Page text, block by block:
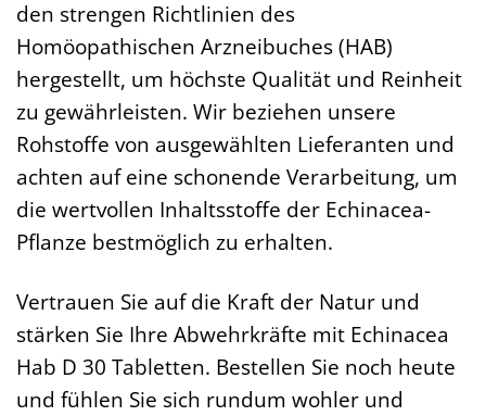
den strengen Richtlinien des
Homöopathischen Arzneibuches (HAB)
hergestellt, um höchste Qualität und Reinheit
zu gewährleisten. Wir beziehen unsere
Rohstoffe von ausgewählten Lieferanten und
achten auf eine schonende Verarbeitung, um
die wertvollen Inhaltsstoffe der Echinacea-
Pflanze bestmöglich zu erhalten.
Vertrauen Sie auf die Kraft der Natur und
stärken Sie Ihre Abwehrkräfte mit Echinacea
Hab D 30 Tabletten. Bestellen Sie noch heute
und fühlen Sie sich rundum wohler und